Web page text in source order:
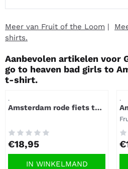
Meer van Fruit of the Loom
shirts.
Aanbevolen artikelen voor
go to heaven bad girls to
t-shirt.
Artikelnummer
.
Amsterdam rode fiets t-
Prijs: 18,95
€18,95
IN WINKELMAND
.